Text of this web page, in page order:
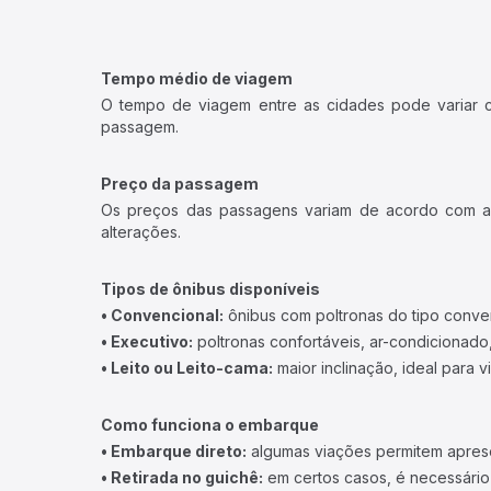
Tempo médio de viagem
O tempo de viagem entre as cidades pode variar
passagem.
Preço da passagem
Os preços das passagens variam de acordo com
alterações.
Tipos de ônibus disponíveis
• Convencional: ônibus com poltronas do tipo
• Executivo: poltronas confortáveis, ar-
• Leito ou Leito-cama: maior inclinação, ideal para
Como funciona o embarque
• Embarque direto: algumas viações permitem
• Retirada no guichê: em certos casos, é